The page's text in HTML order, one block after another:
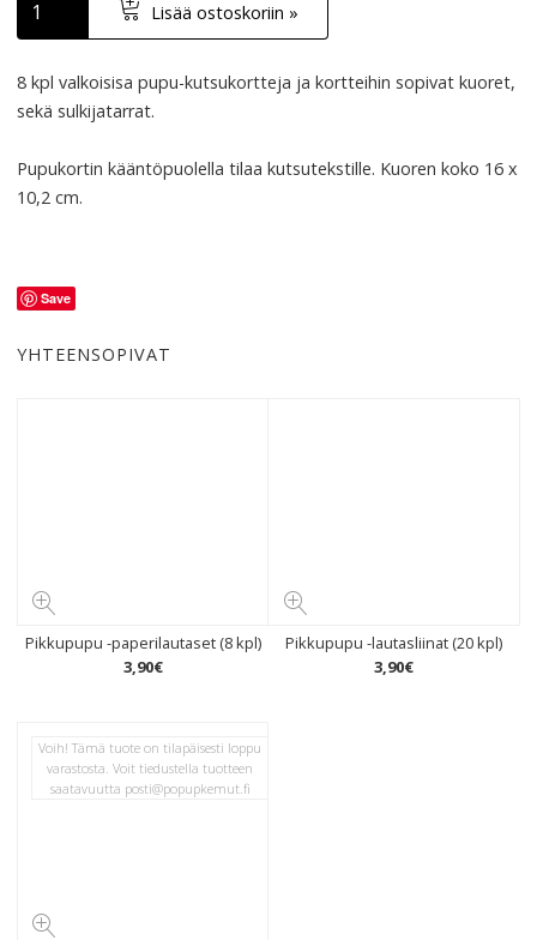
Lisää ostoskoriin »
8 kpl valkoisisa pupu-kutsukortteja ja kortteihin sopivat kuoret,
sekä sulkijatarrat.
Pupukortin kääntöpuolella tilaa kutsutekstille. Kuoren koko 16 x
10,2 cm.
Save
YHTEENSOPIVAT
Pikkupupu -paperilautaset (8 kpl)
3,90€
Pikkupupu -lautasliinat (20 kpl)
3,90€
Voih! Tämä tuote on tilapäisesti loppu
varastosta. Voit tiedustella tuotteen
saatavuutta posti@popupkemut.fi